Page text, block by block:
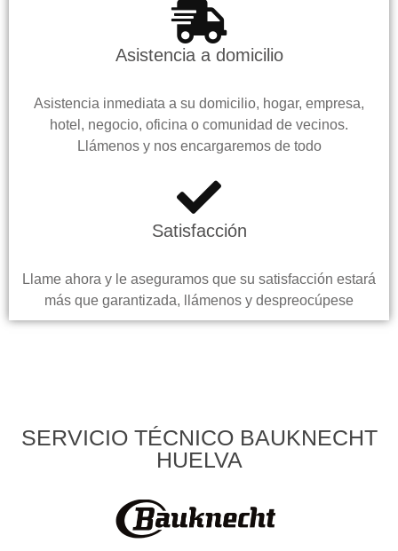
Asistencia a domicilio
Asistencia inmediata a su domicilio, hogar, empresa,
hotel, negocio, oficina o comunidad de vecinos.
Llámenos y nos encargaremos de todo
Satisfacción
Llame ahora y le aseguramos que su satisfacción estará
más que garantizada, llámenos y despreocúpese
SERVICIO TÉCNICO BAUKNECHT
HUELVA